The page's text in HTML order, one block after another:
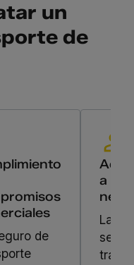
un
de
de
a tus
Las